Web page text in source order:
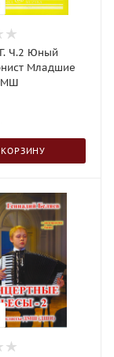
Ч.2 Юный
Младшие
КОРЗИНУ